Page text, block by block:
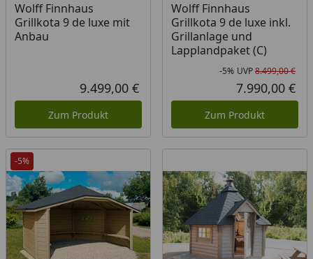
Wolff Finnhaus
Grillkota 9 de luxe mit
Anbau
Aktueller Preis
9.499,00 €
Zum Produkt
Wolff Finnhaus
Grillkota 9 de luxe inkl.
Grillanlage und
Lapplandpaket (C)
-5% UVP8.499,00 €
7.990,00 €
Zum Produkt
-5%